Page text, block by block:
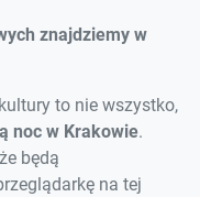
znajdziemy w
to nie wszystko,
noc w Krakowie.
będą
na tej